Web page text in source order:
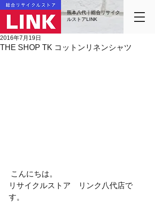
熊本八代｜総合リサイク
ルストアLINK
THE SHOP TK コットンリネンシャツ
2016年7月19日
こんにちは。
リサイクルストア　リンク八代店で
す。